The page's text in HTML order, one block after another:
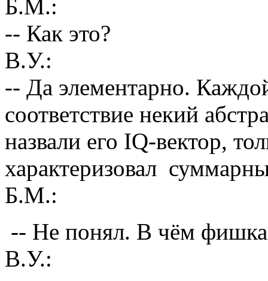
Б.М.:
-- Как это?
В.У.:
-- Да элементарно.
соответствие некий
назвали его IQ-вектор,
характеризовал
Б.М.:
-- Не понял. В чём
В.У.: